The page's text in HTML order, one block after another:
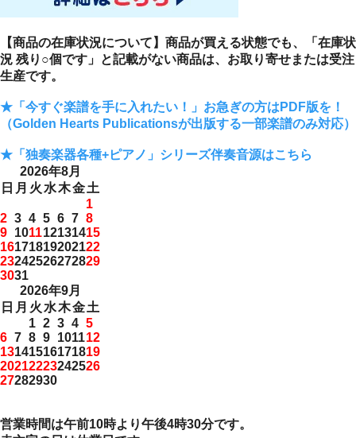
【商品の在庫状況について】商品が買える状態でも、「在庫状
況 残り○個です」と記載がない商品は、お取り寄せまたは受注
生産です。
★「今すぐ楽譜を手に入れたい！」お急ぎの方はPDF版を！
（Golden Hearts Publicationsが出版する一部楽譜のみ対応）
★「独奏楽器各種+ピアノ」シリーズ伴奏音源はこちら
2026年8月
日 月 火 水木金土
1
2 3 4 5 6 7 8
9 101112131415
16171819202122
23242526272829
3031
2026年9月
日 月 火 水木金土
1 2 3 4 5
6 7 8 9 101112
13141516171819
20212223242526
27282930
営業時間は午前10時より午後4時30分です。